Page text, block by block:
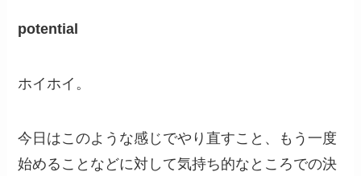
potential
ホイホイ。
今日はこのような感じでやり直すこと、もう一度
始めることなどに対して気持ち的なところでの決